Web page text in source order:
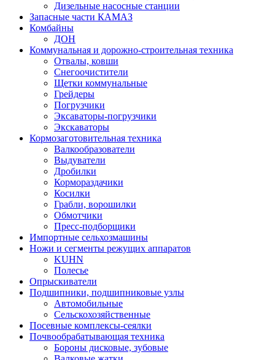
Дизельные насосные станции
Запасные части КАМАЗ
Комбайны
ДОН
Коммунальная и дорожно-строительная техника
Отвалы, ковши
Снегоочистители
Щетки коммунальные
Грейдеры
Погрузчики
Эксаваторы-погрузчики
Экскаваторы
Кормозаготовительная техника
Валкообразователи
Выдуватели
Дробилки
Кормораздачики
Косилки
Грабли, ворошилки
Обмотчики
Пресс-подборщики
Импортные сельхозмашины
Ножи и сегменты режущих аппаратов
KUHN
Полесье
Опрыскиватели
Подшипники, подшипниковые узлы
Автомобильные
Сельскохозяйственные
Посевные комплексы-сеялки
Почвообрабатывающая техника
Бороны дисковые, зубовые